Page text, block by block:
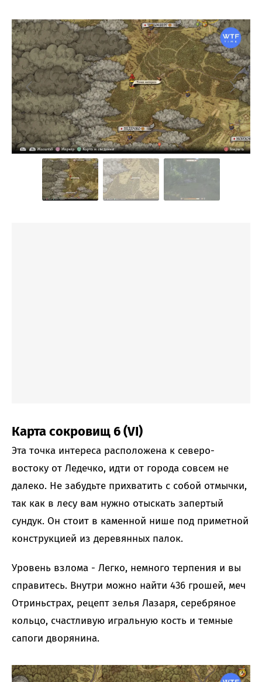
Карта сокровищ 6 (VI)
Эта точка интереса расположена к северо-
востоку от Ледечко, идти от города совсем не
далеко. Не забудьте прихватить с собой отмычки,
так как в лесу вам нужно отыскать запертый
сундук. Он стоит в каменной нише под приметной
конструкцией из деревянных палок.
Уровень взлома - Легко, немного терпения и вы
справитесь. Внутри можно найти 436 грошей, меч
Отриньстрах, рецепт зелья Лазаря, серебряное
кольцо, счастливую игральную кость и темные
сапоги дворянина.